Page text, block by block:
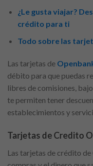
¿Le gusta viajar?
crédito para ti
Todo sobre las
Las tarjetas de
débito para que puedas
libres de comisiones,
te permiten tener
establecimientos y
Tarjetas de Credito
Las tarjetas de crédito